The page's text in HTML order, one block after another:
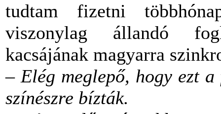
tudtam fizetni
viszonylag állandó
kacsájának magyarra
– Elég meglepő, hogy ezt
színészre bízták.